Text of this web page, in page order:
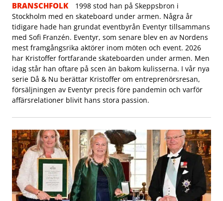
BRANSCHFOLK
1998 stod han på Skeppsbron i
Stockholm med en skateboard under armen. Några år
tidigare hade han grundat eventbyrån Eventyr tillsammans
med Sofi Franzén. Eventyr, som senare blev en av Nordens
mest framgångsrika aktörer inom möten och event. 2026
har Kristoffer fortfarande skateboarden under armen. Men
idag står han oftare på scen än bakom kulisserna. I vår nya
serie Då & Nu berättar Kristoffer om entreprenörsresan,
försäljningen av Eventyr precis före pandemin och varför
affärsrelationer blivit hans stora passion.